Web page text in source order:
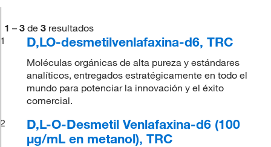
1 – 3 de 3 resultados
1
D,LO-desmetilvenlafaxina-d6, TRC
Moléculas orgánicas de alta pureza y estándares
analíticos, entregados estratégicamente en todo el
mundo para potenciar la innovación y el éxito
comercial.
2
D,L-O-Desmetil Venlafaxina-d6 (100
μg/mL en metanol), TRC